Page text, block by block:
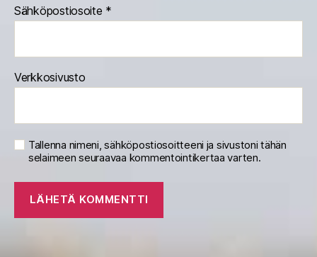
Sähköpostiosoite *
Verkkosivusto
Tallenna nimeni, sähköpostiosoitteeni ja sivustoni tähän
selaimeen seuraavaa kommentointikertaa varten.